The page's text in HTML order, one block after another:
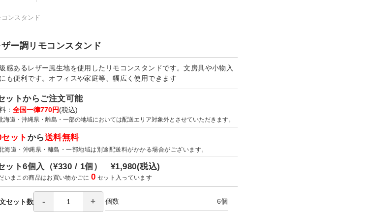
ンスタンド
ザー調リモコンスタンド
感あるレザー風生地を使用したリモコンスタンドです。文房具や小物入
も便利です。オフィスや家庭等、幅広く使用できます
ットからご注文可能
： 全国一律770円(税込)
海道・沖縄県・離島・一部の地域においては配送エリア対象外とさせていただきます。
ット から送料無料
海道・沖縄県・離島・一部地域は別途配送料がかかる場合がございます。
ット6個入（¥330 / 1個） ¥1,980(税込)
いまこの商品はお買い物かごに0 セット入っています
セット数 個数 6個